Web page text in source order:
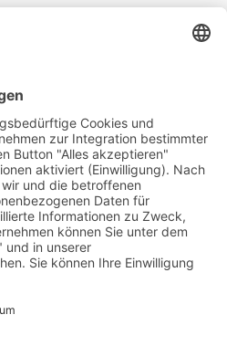
Erich Roiser GmbH